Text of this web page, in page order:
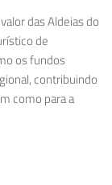
das Aldeias do
de
os fundos
contribuindo
como para a